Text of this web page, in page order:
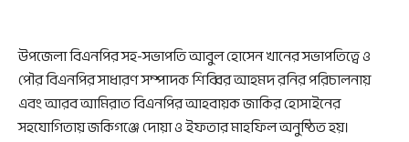
উপজেলা বিএনপির সহ-সভাপতি আবুল হোসেন খানের সভাপতিত্বে ও
পৌর বিএনপির সাধারণ সম্পাদক শিব্বির আহমদ রনির পরিচালনায়
এবং আরব আমিরাত বিএনপির আহবায়ক জাকির হোসাইনের
সহযোগিতায় জকিগঞ্জে দোয়া ও ইফতার মাহফিল অনুষ্ঠিত হয়।